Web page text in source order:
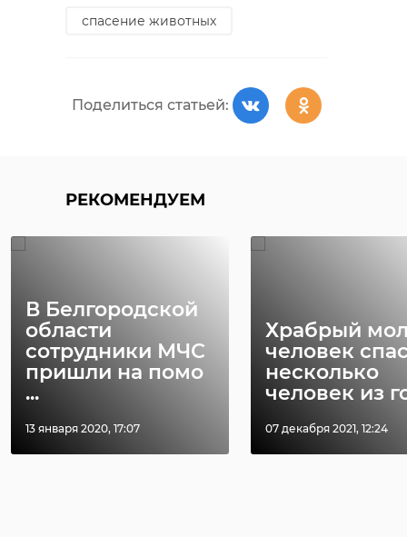
спасение животных
Поделиться статьей:
РЕКОМЕНДУЕМ
В Белгородской
области
сотрудники МЧС
пришли на помо
...
13 января 2020, 17:07
Храбрый
человек
несколько
человек из
07 декабря 2021, 12:24